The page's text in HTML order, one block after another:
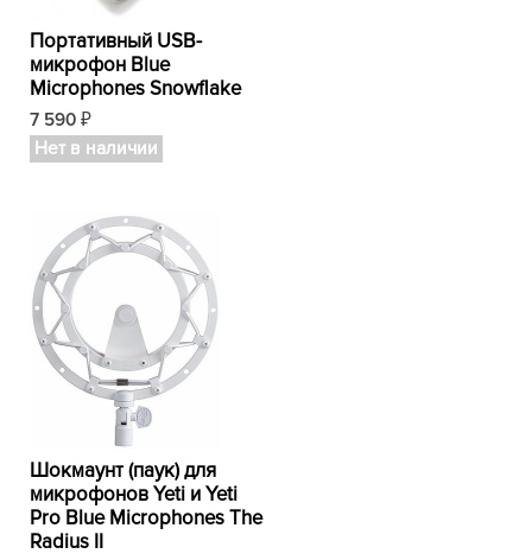
Портативный USB-
микрофон Blue
Microphones Snowflake
7 590 ₽
Нет в наличии
Шокмаунт (паук) для
микрофонов Yeti и Yeti
Pro Blue Microphones The
Radius II